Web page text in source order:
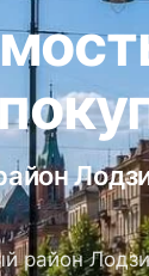
район